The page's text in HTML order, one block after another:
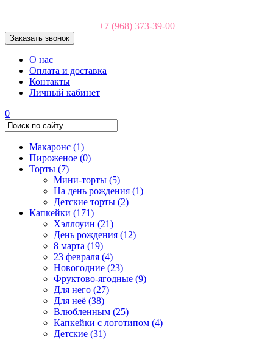
+7 (968) 373-39-00
Заказать звонок
О нас
Оплата и доставка
Контакты
Личный кабинет
0
Макаронс (1)
Пироженое (0)
Торты (7)
Мини-торты (5)
На день рождения (1)
Детские торты (2)
Капкейки (171)
Хэллоуин (21)
День рождения (12)
8 марта (19)
23 февраля (4)
Новогодние (23)
Фруктово-ягодные (9)
Для него (27)
Для неё (38)
Влюбленным (25)
Капкейки с логотипом (4)
Детские (31)